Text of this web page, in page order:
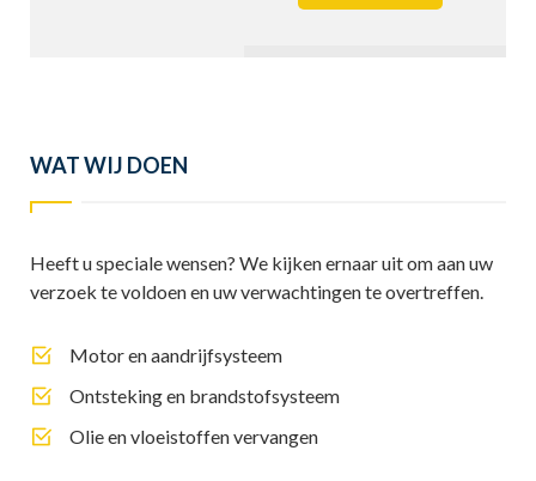
WAT WIJ DOEN
Heeft u speciale wensen? We kijken ernaar uit om aan uw
verzoek te voldoen en uw verwachtingen te overtreffen.
Motor en aandrijfsysteem
Ontsteking en brandstofsysteem
Olie en vloeistoffen vervangen